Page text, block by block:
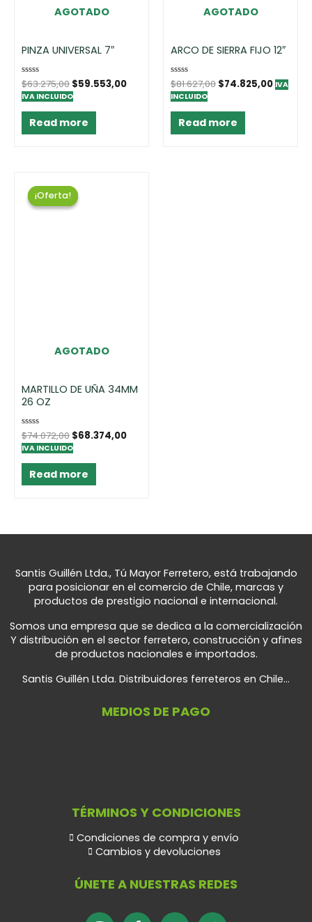
AGOTADO
PINZA UNIVERSAL 7″
Rated
0
out
$63.275,00 $59.553,00
IVA INCLUIDO
Read more
AGOTADO
ARCO DE SIERRA FIJO 12″
Rated
0
out
$81.627,00 $74.825,00 IVA
INCLUIDO
Read more
¡Oferta!
AGOTADO
¡Oferta!
MARTILLO DE UÑA 34MM
26 OZ
Rated
0
out
$74.072,00 $68.374,00
IVA INCLUIDO
Read more
Santis Guillén Ltda., Tú Mayor Ferretero, está trabajando
para posicionar en el comercio de Chile, marcas y
productos de prestigio nacional e internacional.
Somos una empresa que se dedica a la comercialización
Y distribución en el sector ferretero, construcción y afines
de productos nacionales e importados.
Santis Guillén Ltda. Distribuidores ferreteros en Chile...
MEDIOS DE PAGO
TÉRMINOS Y CONDICIONES
Condiciones de compra y envío
Cambios y devoluciones
ÚNETE A NUESTRAS REDES